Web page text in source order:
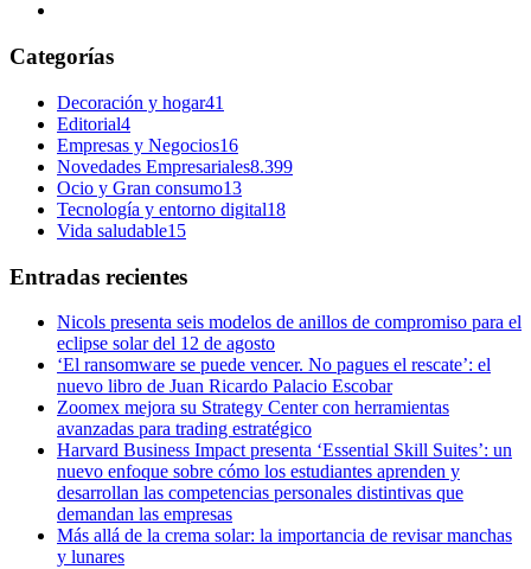
Categorías
Decoración y hogar41
Editorial4
Empresas y Negocios16
Novedades Empresariales8.399
Ocio y Gran consumo13
Tecnología y entorno digital18
Vida saludable15
Entradas recientes
Nicols presenta seis modelos de anillos de compromiso para el
eclipse solar del 12 de agosto
‘El ransomware se puede vencer. No pagues el rescate’: el
nuevo libro de Juan Ricardo Palacio Escobar
Zoomex mejora su Strategy Center con herramientas
avanzadas para trading estratégico
Harvard Business Impact presenta ‘Essential Skill Suites’: un
nuevo enfoque sobre cómo los estudiantes aprenden y
desarrollan las competencias personales distintivas que
demandan las empresas
Más allá de la crema solar: la importancia de revisar manchas
y lunares